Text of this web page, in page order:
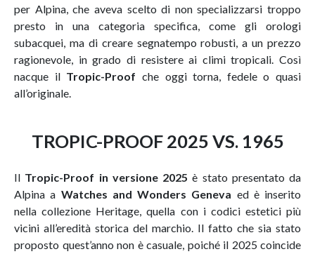
per Alpina, che aveva scelto di non specializzarsi troppo
presto in una categoria specifica, come gli orologi
subacquei, ma di creare segnatempo robusti, a un prezzo
ragionevole, in grado di resistere ai climi tropicali. Così
nacque il Tropic-Proof che oggi torna, fedele o quasi
all’originale.
TROPIC-PROOF 2025 VS. 1965
Il Tropic-Proof in versione 2025 è stato presentato da
Alpina a Watches and Wonders Geneva ed è inserito
nella collezione Heritage, quella con i codici estetici più
vicini all’eredità storica del marchio. Il fatto che sia stato
proposto quest’anno non è casuale, poiché il 2025 coincide